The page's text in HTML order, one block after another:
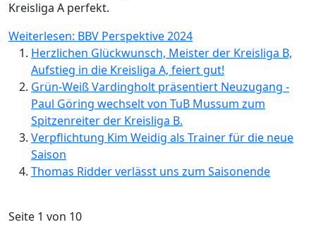
Kreisliga A perfekt.
Weiterlesen: BBV Perspektive 2024
Herzlichen Glückwunsch, Meister der Kreisliga B,
Aufstieg in die Kreisliga A, feiert gut!
Grün-Weiß Vardingholt präsentiert Neuzugang -
Paul Göring wechselt von TuB Mussum zum
Spitzenreiter der Kreisliga B.
Verpflichtung Kim Weidig als Trainer für die neue
Saison
Thomas Ridder verlässt uns zum Saisonende
Seite 1 von 10